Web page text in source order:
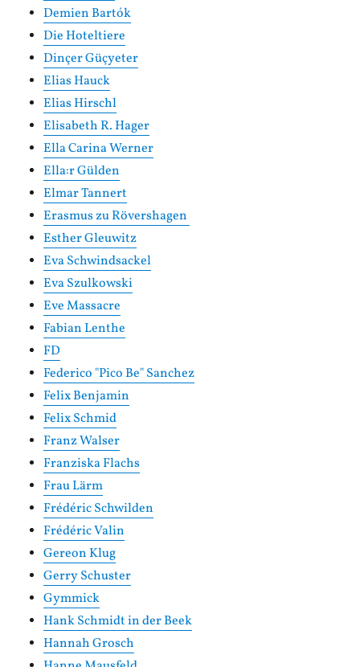
Demien Bartók
Die Hoteltiere
Dinçer Güçyeter
Elias Hauck
Elias Hirschl
Elisabeth R. Hager
Ella Carina Werner
Ella:r Gülden
Elmar Tannert
Erasmus zu Rövershagen
Esther Gleuwitz
Eva Schwindsackel
Eva Szulkowski
Eve Massacre
Fabian Lenthe
FD
Federico "Pico Be" Sanchez
Felix Benjamin
Felix Schmid
Franz Walser
Franziska Flachs
Frau Lärm
Frédéric Schwilden
Frédéric Valin
Gereon Klug
Gerry Schuster
Gymmick
Hank Schmidt in der Beek
Hannah Grosch